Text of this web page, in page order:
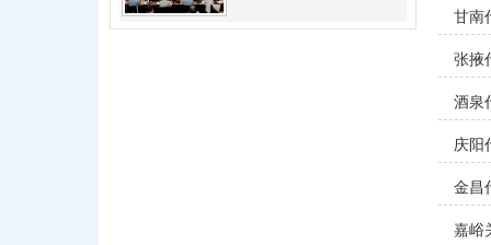
甘南
张掖
酒泉
庆阳
金昌
嘉峪